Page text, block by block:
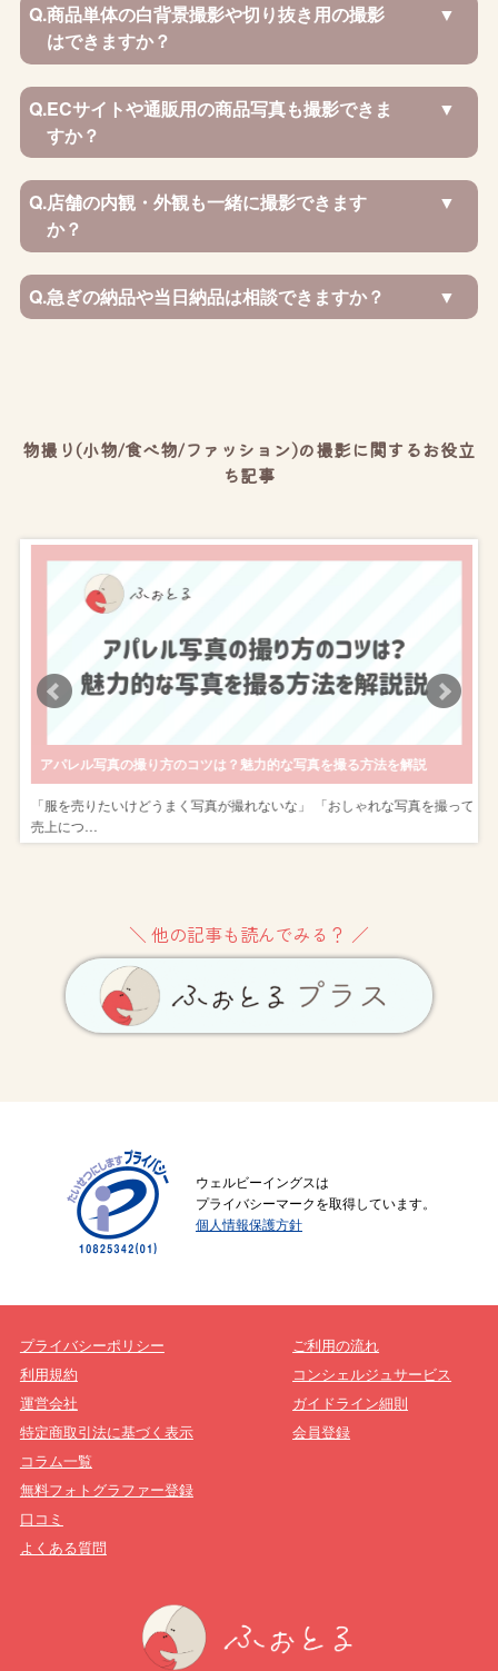
Q.商品単体の白背景撮影や切り抜き用の撮影
はできますか？
Q.ECサイトや通販用の商品写真も撮影できま
すか？
Q.店舗の内観・外観も一緒に撮影できます
か？
Q.急ぎの納品や当日納品は相談できますか？
物撮り(小物/食べ物/ファッション)の撮影に関するお役立
ち記事
アパレル写真の撮り方のコツは？魅力的な写真を撮る方法を解説
「服を売りたいけどうまく写真が撮れないな」 「おしゃれな写真を撮って
売上につ…
＼ 他の記事も読んでみる？ ／
ウェルビーイングスは
プライバシーマークを取得しています。
個人情報保護方針
プライバシーポリシー
利用規約
運営会社
特定商取引法に基づく表示
ご利用の流れ
コンシェルジュサービス
ガイドライン細則
会員登録
コラム一覧
無料フォトグラファー登録
口コミ
よくある質問